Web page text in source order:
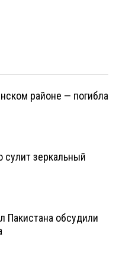
районе — погибла
сулит зеркальный
Пакистана обсудили